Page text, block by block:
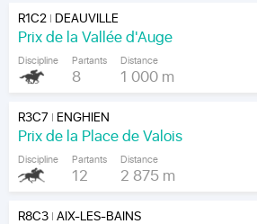
R1C2| DEAUVILLE
Prix de la Vallée d'Auge
Discipline Partants
8
Distance
1 000 m
R3C7 | ENGHIEN
Prix de la Place de Valois
Discipline Partants
12
Distance
2 875 m
R8C3|AIX-LES-BAINS